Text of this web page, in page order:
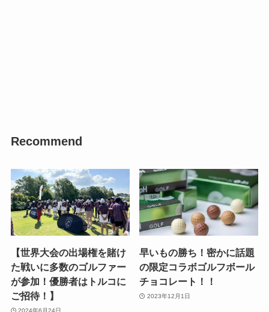
Recommend
【世界大会の出場権を賭け
た戦いに多数のゴルファー
が参加！優勝者はトルコに
ご招待！】
2024年6月24日
早いもの勝ち！密かに話題
の限定コラボゴルフボール
チョコレート！！
2023年12月1日